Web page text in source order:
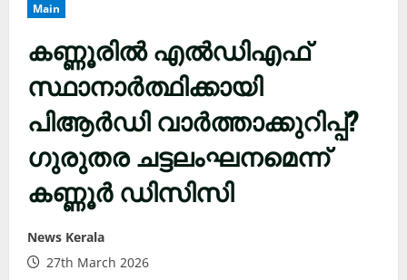
Main
കണ്ണൂരിൽ എൽഡിഎഫ്
സ്ഥാനാർത്ഥിക്കായി
പിആർഡി വാർത്താക്കുറിപ്പ്?
ഗുരുതര ചട്ടലംഘനമെന്ന്
കണ്ണൂർ ഡിസിസി
News Kerala
27th March 2026